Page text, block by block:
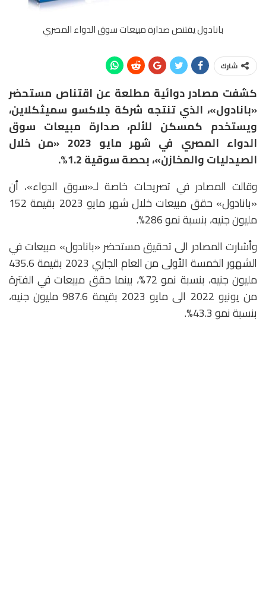
بانادول يقتنص صدارة مبيعات سوق الدواء المصري
شارك
كشفت مصادر دوائية مطلعة عن اقتناص مستحضر
«بانادول»، الذي تنتجه شركة جلاكسو سميثكلاين،
ويستخدم كمسكن للألم، صدارة مبيعات سوق
الدواء المصري في شهر مايو 2023 «من خلال
الصيدليات والمخازن»، بحصة سوقية 1.2%.
وقالت المصادر في تصريحات خاصة لـ«سوق الدواء»، أن
«بانادول» حقق مبيعات خلال شهر مايو 2023 بقيمة 152
مليون جنيه، بنسبة نمو 286%.
وأشارت المصادر الى تحقيق مستحضر «بانادول» مبيعات في
الشهور الخمسة الأولى من العام الجاري 2023 بقيمة 435.6
مليون جنيه، بنسبة نمو 72%، بينما حقق مبيعات في الفترة
من يونيو 2022 الى مايو 2023 بقيمة 987.6 مليون جنيه،
بنسبة نمو 43.3%.